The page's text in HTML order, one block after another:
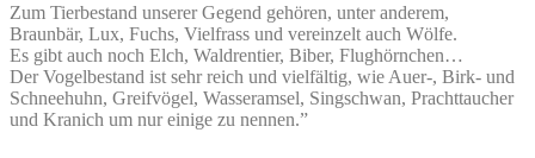
Zum Tierbestand unserer Gegend gehören, unter anderem,
Braunbär, Lux, Fuchs, Vielfrass und vereinzelt auch Wölfe.
Es gibt auch noch Elch, Waldrentier, Biber, Flughörnchen…
Der Vogelbestand ist sehr reich und vielfältig, wie Auer-, Birk- und
Schneehuhn, Greifvögel, Wasseramsel, Singschwan, Prachttaucher
und Kranich um nur einige zu nennen.”